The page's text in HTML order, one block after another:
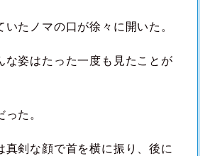
いたノマの口が徐々に開いた。
な姿はたった一度も見たことが
た。
真剣な顔で首を横に振り、後に